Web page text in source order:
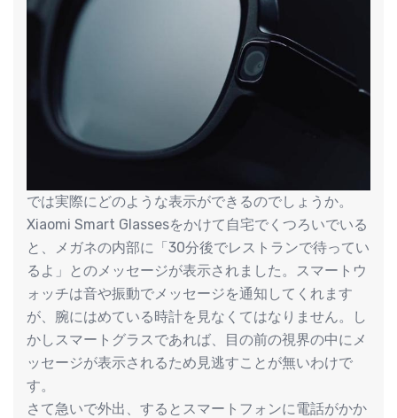
では実際にどのような表示ができるのでしょうか。
Xiaomi Smart Glassesをかけて自宅でくつろいでいる
と、メガネの内部に「30分後でレストランで待ってい
るよ」とのメッセージが表示されました。スマートウ
ォッチは音や振動でメッセージを通知してくれます
が、腕にはめている時計を見なくてはなりません。し
かしスマートグラスであれば、目の前の視界の中にメ
ッセージが表示されるため見逃すことが無いわけで
す。
さて急いで外出、するとスマートフォンに電話がかか